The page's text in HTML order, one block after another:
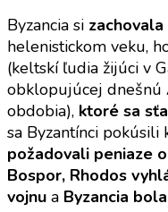
Byzancia si
helenistickom veku,
(keltskí ľudia žijúci v
obklopujúcej dnešnú
obdobia), ktoré sa
sa Byzantínci pokúsili
požadovali peniaze
Bospor, Rhodos
vojnu a Byzancia